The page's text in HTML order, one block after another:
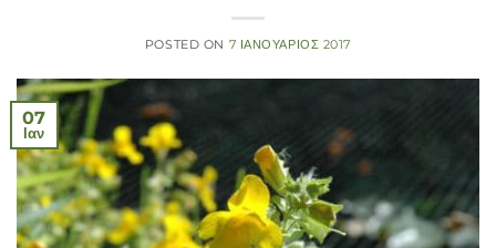
POSTED ON 7 ΙΑΝΟΥΆΡΙΟΣ 2017
07
Ιαν